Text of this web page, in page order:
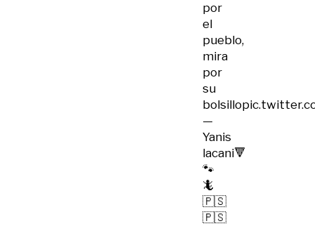
por
el
pueblo,
mira
por
su
bolsillo
—
Yanis
lacani🔻
🐾
🦎
🇵🇸
🇵🇸